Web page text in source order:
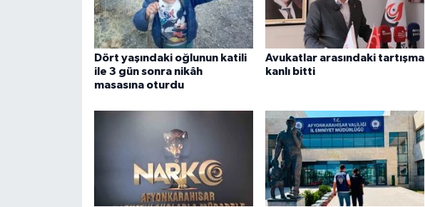
Dört yaşındaki oğlunun katili
ile 3 gün sonra nikâh
masasına oturdu
Avukatlar arasındaki tartışma
kanlı bitti